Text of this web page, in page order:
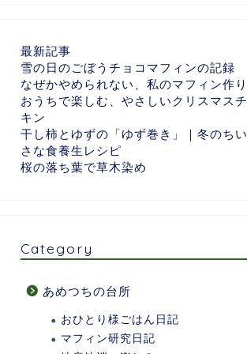
最新記事
雪の日のごぼうチョコマフィンの記録
なぜかやめられない、私のマフィン作り
おうちで楽しむ、やさしいクリスマスチ
キン
干し柿とゆずの「ゆず巻き」｜冬のちい
さな食養生レシピ
桜の落ち葉で草木染め
Category
あめつちの台所
おひとり様ごはん日記
マフィン研究日記